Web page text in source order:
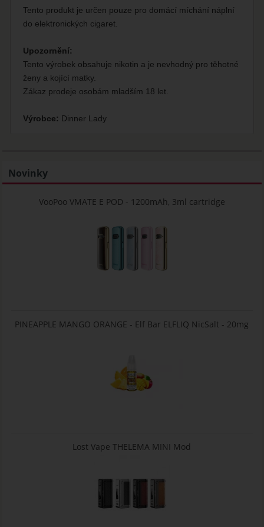
Tento produkt je určen pouze pro domácí míchání náplní
do elektronických cigaret.
Upozornění:
Tento výrobek obsahuje nikotin a je nevhodný pro těhotné
ženy a kojící matky.
Zákaz prodeje osobám mladším 18 let.
Výrobce: Dinner Lady
Novinky
VooPoo VMATE E POD - 1200mAh, 3ml cartridge
PINEAPPLE MANGO ORANGE - Elf Bar ELFLIQ NicSalt - 20mg
Lost Vape THELEMA MINI Mod